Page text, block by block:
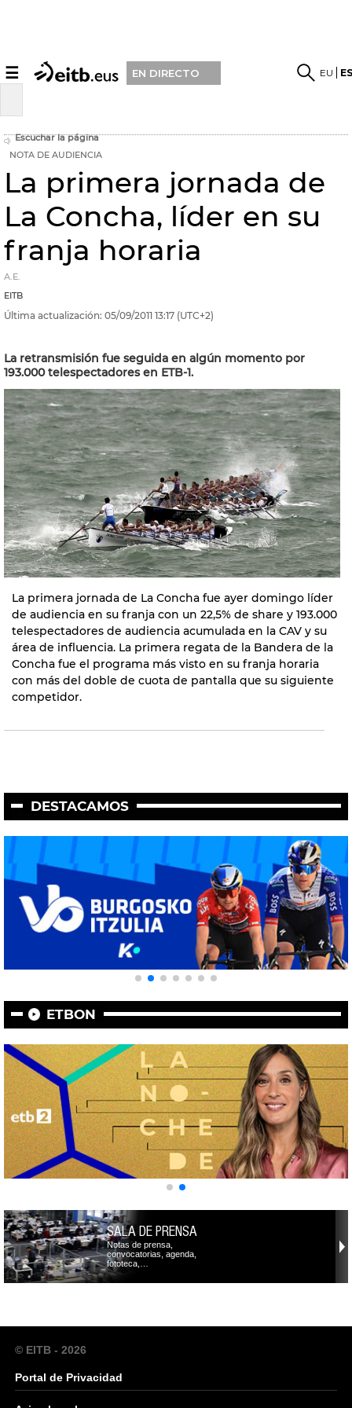
☰ EN DIRECTO EU
Escuchar la página
NOTA DE AUDIENCIA
La primera jornada de
La Concha, líder en su
franja horaria
A.E.
EITB
Última actualización: 05/09/2011 13:17 (UTC+2)
La retransmisión fue seguida en algún momento por
193.000 telespectadores en ETB-1.
La primera jornada de La Concha fue ayer domingo líder
de audiencia en su franja con un 22,5% de share y 193.000
telespectadores de audiencia acumulada en la CAV y su
área de influencia. La primera regata de la Bandera de la
Concha fue el programa más visto en su franja horaria
con más del doble de cuota de pantalla que su siguiente
competidor.
DESTACAMOS
ETBON
SALA DE PRENSA
Notas de prensa,
convocatorias, agenda,
fototeca,…
© EITB - 2026
Portal de Privacidad